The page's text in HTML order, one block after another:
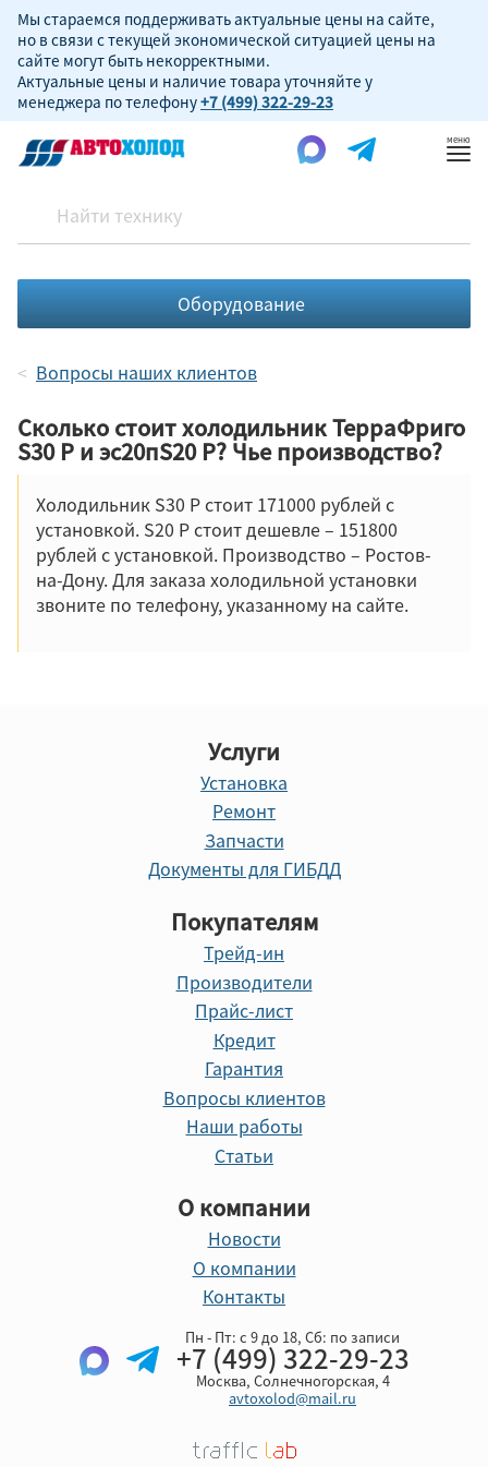
Мы стараемся поддерживать актуальные цены на сайте,
но в связи с текущей экономической ситуацией цены на
сайте могут быть некорректными.
Актуальные цены и наличие товара уточняйте у
менеджера по телефону+7 (499) 322-29-23
Оборудование
Вопросы наших клиентов
Сколько стоит холодильник ТерраФриго
S30 P и эс20пS20 P? Чье производство?
Холодильник S30 P стоит 171000 рублей с
установкой. S20 P стоит дешевле – 151800
рублей с установкой. Производство – Ростов-
на-Дону. Для заказа холодильной установки
звоните по телефону, указанному на сайте.
Услуги
Установка
Ремонт
Запчасти
Документы для ГИБДД
Покупателям
Трейд-ин
Производители
Прайс-лист
Кредит
Гарантия
Вопросы клиентов
Наши работы
Статьи
О компании
Новости
О компании
Контакты
Пн - Пт: с 9 до 18, Cб: по записи
+7 (499) 322-29-23
Москва, Солнечногорская, 4
avtoxolod@mail.ru